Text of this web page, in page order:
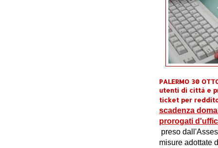
PALERMO 30
utenti di città e
ticket per
scadenza
prorogati
preso
misure adottate